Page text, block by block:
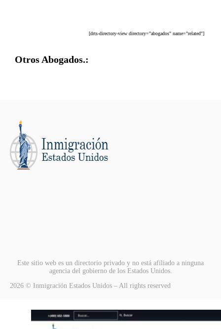
Otros Abogados.:
[drts-directory-view directory="abogados" name="related"]
Este sitio web es un directorio privado y no está afiliado a ninguna
agencia del gobierno de los Estados Unidos.
2026 © Inmigración Estados Unidos – All rights reserved